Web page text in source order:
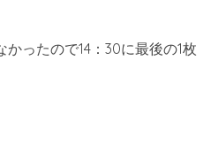
ったので14：30に最後の1枚